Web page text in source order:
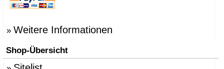
» Weitere Informationen
Shop-Übersicht